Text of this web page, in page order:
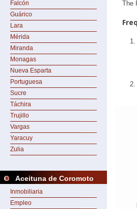
Falcón
Guárico
Lara
Mérida
Miranda
Monagas
Nueva Esparta
Portuguesa
Sucre
Táchira
Trujillo
Vargas
Yaracuy
Zulia
Aceituna de Coromoto
Inmobiliaria
Empleo